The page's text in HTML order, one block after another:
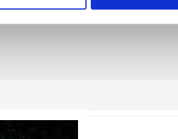
belirleyebilirsiniz. Çerezlere ilişkin